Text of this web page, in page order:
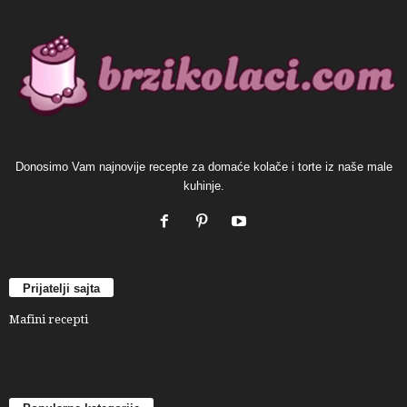
Donosimo Vam najnovije recepte za domaće kolače i torte iz naše male
kuhinje.
Prijatelji sajta
Mafini recepti